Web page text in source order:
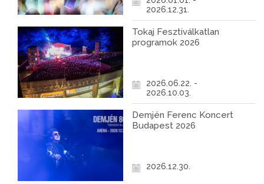
2026.12.31.
Tokaj Fesztiválkatlan
programok 2026
2026.06.22. -
2026.10.03.
Demjén Ferenc Koncert
Budapest 2026
2026.12.30.